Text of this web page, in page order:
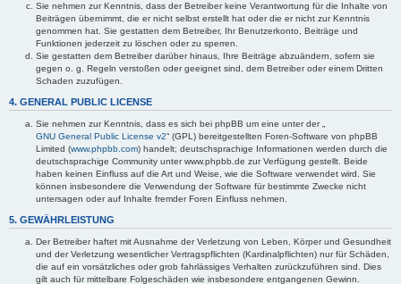
Sie nehmen zur Kenntnis, dass der Betreiber keine Verantwortung für die Inhalte von
Beiträgen übernimmt, die er nicht selbst erstellt hat oder die er nicht zur Kenntnis
genommen hat. Sie gestatten dem Betreiber, Ihr Benutzerkonto, Beiträge und
Funktionen jederzeit zu löschen oder zu sperren.
Sie gestatten dem Betreiber darüber hinaus, Ihre Beiträge abzuändern, sofern sie
gegen o. g. Regeln verstoßen oder geeignet sind, dem Betreiber oder einem Dritten
Schaden zuzufügen.
4. GENERAL PUBLIC LICENSE
Sie nehmen zur Kenntnis, dass es sich bei phpBB um eine unter der „
GNU General Public License v2“ (GPL) bereitgestellten Foren-Software von phpBB
Limited (www.phpbb.com) handelt; deutschsprachige Informationen werden durch die
deutschsprachige Community unter www.phpbb.de zur Verfügung gestellt. Beide
haben keinen Einfluss auf die Art und Weise, wie die Software verwendet wird. Sie
können insbesondere die Verwendung der Software für bestimmte Zwecke nicht
untersagen oder auf Inhalte fremder Foren Einfluss nehmen.
5. GEWÄHRLEISTUNG
Der Betreiber haftet mit Ausnahme der Verletzung von Leben, Körper und Gesundheit
und der Verletzung wesentlicher Vertragspflichten (Kardinalpflichten) nur für Schäden,
die auf ein vorsätzliches oder grob fahrlässiges Verhalten zurückzuführen sind. Dies
gilt auch für mittelbare Folgeschäden wie insbesondere entgangenen Gewinn.